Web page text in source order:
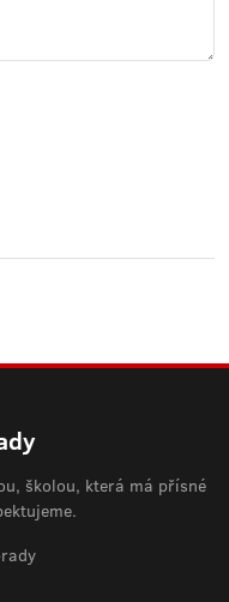
školou, která má přísné